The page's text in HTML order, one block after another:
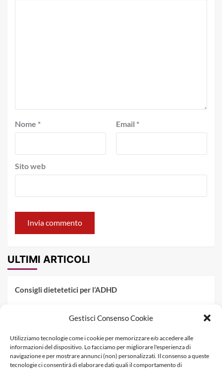
Gestisci Consenso Cookie
Utilizziamo tecnologie come i cookie per memorizzare e/o accedere alle
informazioni del dispositivo. Lo facciamo per migliorare l'esperienza di
navigazione e per mostrare annunci (non) personalizzati. Il consenso a queste
tecnologie ci consentirà di elaborare dati quali il comportamento di
Nome * Email *
Sito web
ULTIMI ARTICOLI
Consigli dietetetici per l’ADHD
Fenilchetonuria
Dieta militare: come funziona, opinioni e schema tipo per